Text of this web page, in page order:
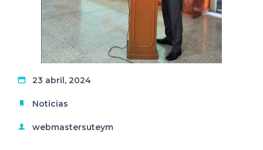
23 abril, 2024
Noticias
webmastersuteym